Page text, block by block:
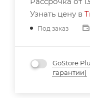
Узнать цену в
Под заказ
GoStore
гарантии)